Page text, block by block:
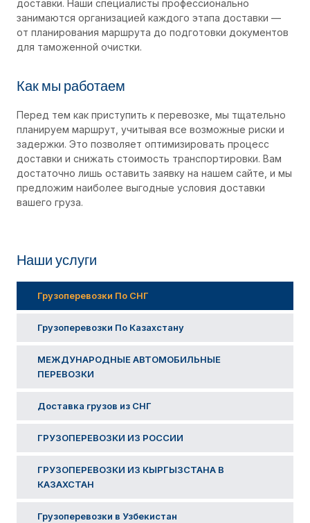
Наши услуги
Грузоперевозки По СНГ
Грузоперевозки По Казахстану
МЕЖДУНАРОДНЫЕ АВТОМОБИЛЬНЫЕ
ПЕРЕВОЗКИ
Доставка грузов из СНГ
ГРУЗОПЕРЕВОЗКИ ИЗ РОССИИ​
ГРУЗОПЕРЕВОЗКИ ИЗ КЫРГЫЗСТАНА В
КАЗАХСТАН
Грузоперевозки в Узбекистан
доставки. Наши специалисты профессионально
занимаются организацией каждого этапа доставки —
от планирования маршрута до подготовки документов
для таможенной очистки.
Как мы работаем
Перед тем как приступить к перевозке, мы тщательно
планируем маршрут, учитывая все возможные риски и
задержки. Это позволяет оптимизировать процесс
доставки и снижать стоимость транспортировки. Вам
достаточно лишь оставить заявку на нашем сайте, и мы
предложим наиболее выгодные условия доставки
вашего груза.